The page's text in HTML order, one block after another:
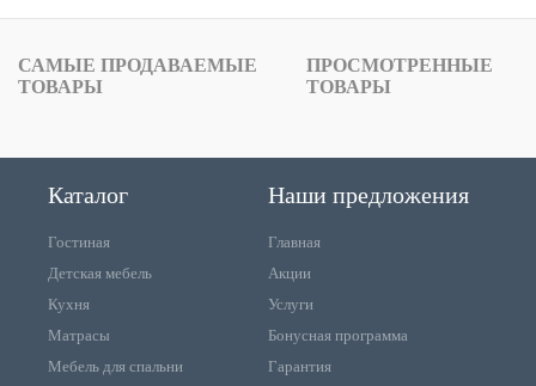
САМЫЕ ПРОДАВАЕМЫЕ
ТОВАРЫ
ПРОСМОТРЕННЫЕ
ТОВАРЫ
Каталог
Гостиная
Детская мебель
Кухня
Матрасы
Мебель для спальни
Наши предложения
Главная
Акции
Услуги
Бонусная программа
Гарантия